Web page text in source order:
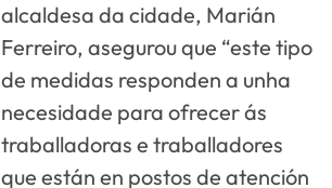
alcaldesa da cidade, Marián
Ferreiro, asegurou que “este tipo
de medidas responden a unha
necesidade para ofrecer ás
traballadoras e traballadores
que están en postos de atención